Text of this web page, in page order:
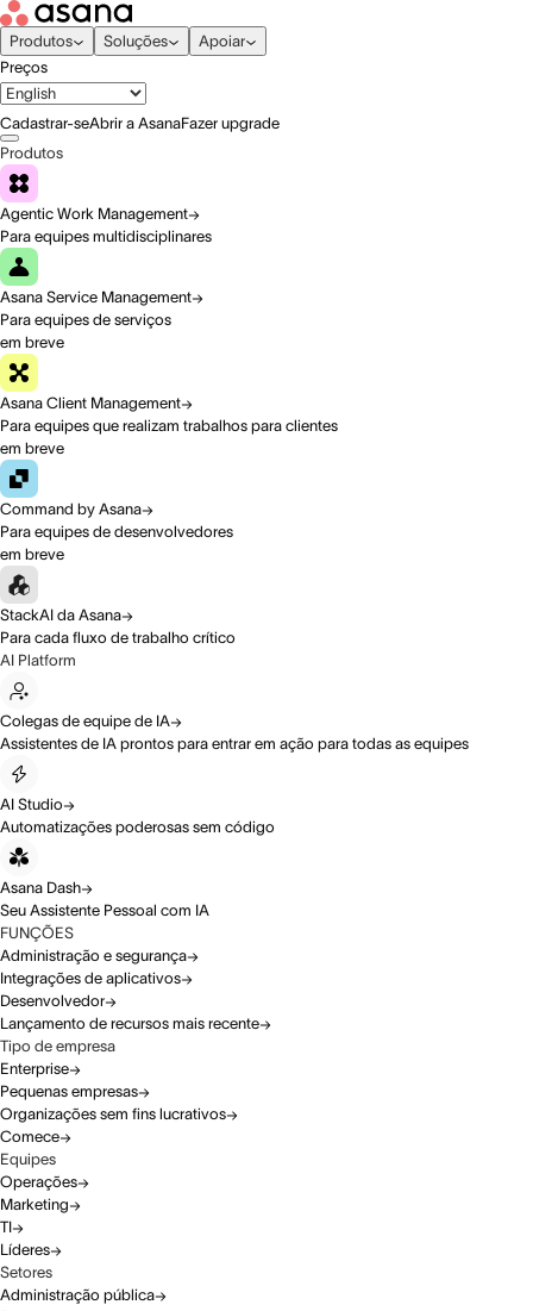
Produtos Soluções
Apoiar
Preços
Cadastrar-seAbrir a AsanaFazer upgrade
Produtos
Agentic Work Management
Para equipes multidisciplinares
Asana Service Management
Para equipes de serviços
em breve
Asana Client Management
Para equipes que realizam trabalhos para clientes
em breve
Command by Asana
Para equipes de desenvolvedores
em breve
StackAI da Asana
Para cada fluxo de trabalho crítico
AI Platform
Colegas de equipe de IA
Assistentes de IA prontos para entrar em ação para todas as equipes
AI Studio
Automatizações poderosas sem código
Asana Dash
Seu Assistente Pessoal com IA
FUNÇÕES
Administração e segurança
Integrações de aplicativos
Desenvolvedor
Lançamento de recursos mais recente
Tipo de empresa
Enterprise
Pequenas empresas
Organizações sem fins lucrativos
Comece
Equipes
Operações
Marketing
TI
Líderes
Setores
Administração pública